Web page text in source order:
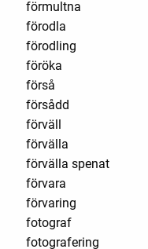
förmultna
förodla
förodling
föröka
förså
försådd
förväll
förvälla
förvälla spenat
förvara
förvaring
fotograf
fotografering